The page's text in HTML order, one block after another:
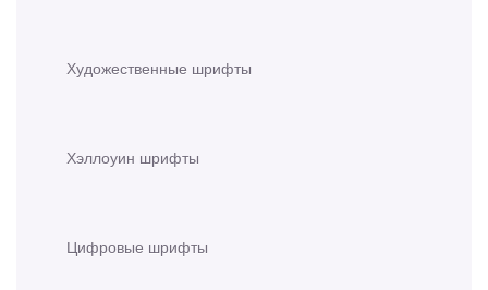
Художественные шрифты
Хэллоуин шрифты
Цифровые шрифты